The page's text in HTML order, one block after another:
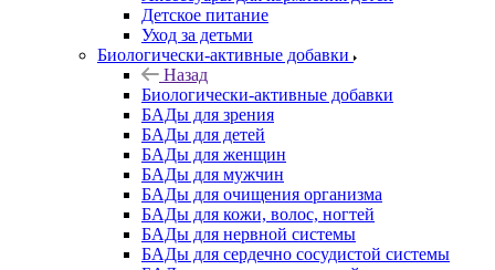
Детское питание
Уход за детьми
Биологически-активные добавки
Назад
Биологически-активные добавки
БАДы для зрения
БАДы для детей
БАДы для женщин
БАДы для мужчин
БАДы для очищения организма
БАДы для кожи, волос, ногтей
БАДы для нервной системы
БАДы для сердечно сосудистой системы